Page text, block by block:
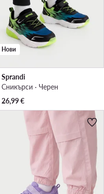
Нови
Sprandi
Сникърси · Черен
26,99€